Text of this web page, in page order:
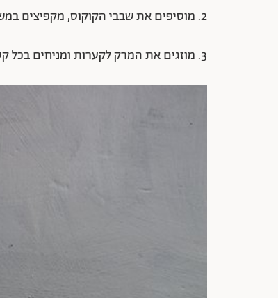
2. מוסיפים את שבבי הקוקוס, מקפיצים במשך דקה ומתבלים במלח.
3. מוזגים את המרק לקערות ומניחים בכל קערה מעט מהתוספת.